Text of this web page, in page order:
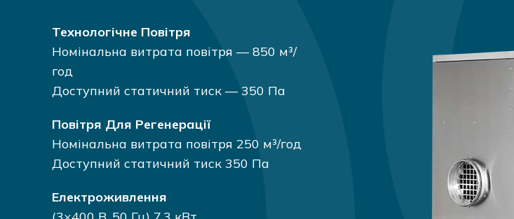
Технологічне Повітря
Номінальна витрата повітря — 850 м³/
год
Доступний статичний тиск — 350 Па
Повітря Для Регенерації
Номінальна витрата повітря 250 м³/год
Доступний статичний тиск 350 Па
Електроживлення